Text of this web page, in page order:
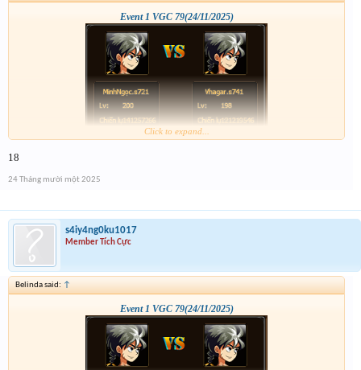
Event 1 VGC 79(24/11/2025)
Click to expand...
18
24 Tháng mười một 2025
s4iy4ng0ku1017
Member Tích Cực
Belinda said: ↑
Event 1 VGC 79(24/11/2025)